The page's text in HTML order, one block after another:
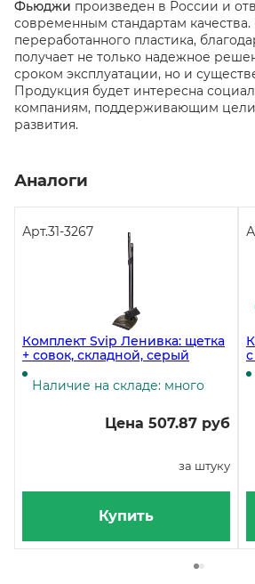
Фьюджи произведен в России и
современным стандартам качества.
переработанного пластика,
получает не только надежное
сроком эксплуатации, но и
Продукция будет интересна
компаниям, поддерживающим цели
развития.
Аналоги
Арт.31-3267
Комплект Svip Ленивка: щетка
+ совок, складной, серый
Наличие на складе: много
Цена 507.87 руб
за штуку
Купить